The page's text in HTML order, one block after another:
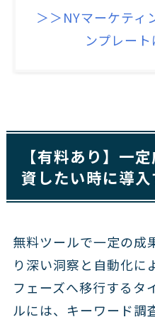
＞＞NYマーケティ
ンプレー
【有料あり】一
資したい時に導
無料ツールで一定の成
り深い洞察と自動化に
フェーズへ移行するタ
ルには、キーワード調